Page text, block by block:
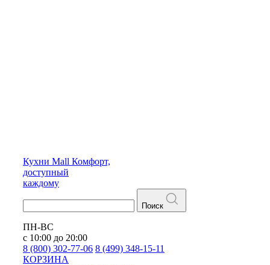
Кухни Mall Комфорт,
доступный
каждому
Поиск
ПН-ВС
с 10:00 до 20:00
8 (800) 302-77-06 8 (499) 348-15-11
КОРЗИНА